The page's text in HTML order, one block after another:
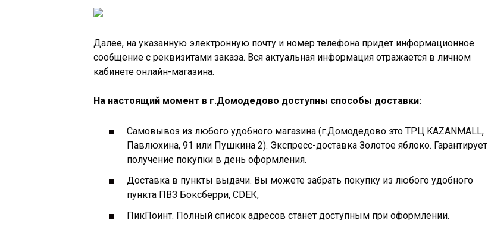
Далее, на указанную электронную почту и номер телефона придет информационное
сообщение с реквизитами заказа. Вся актуальная информация отражается в личном
кабинете онлайн-магазина.
На настоящий момент в г.Домодедово доступны способы доставки:
Самовывоз из любого удобного магазина (г.Домодедово это ТРЦ KAZANMALL,
Павлюхина, 91 или Пушкина 2). Экспресс-доставка Золотое яблоко. Гарантирует
получение покупки в день оформления.
Доставка в пункты выдачи. Вы можете забрать покупку из любого удобного
пункта ПВЗ Боксберри, СDЕК,
ПикПоинт. Полный список адресов станет доступным при оформлении.